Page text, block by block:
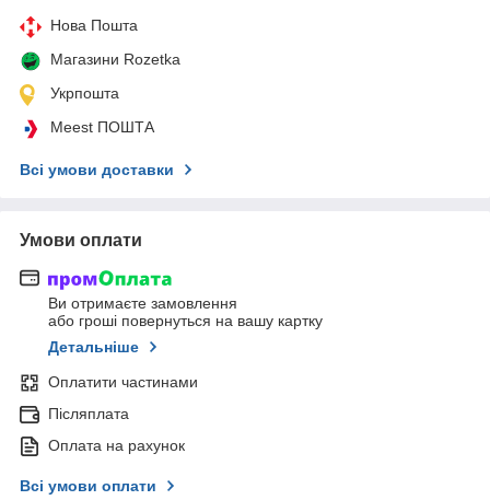
Нова Пошта
Магазини Rozetka
Укрпошта
Meest ПОШТА
Всі умови доставки
Умови оплати
Ви отримаєте замовлення
або гроші повернуться на вашу картку
Детальніше
Оплатити частинами
Післяплата
Оплата на рахунок
Всі умови оплати